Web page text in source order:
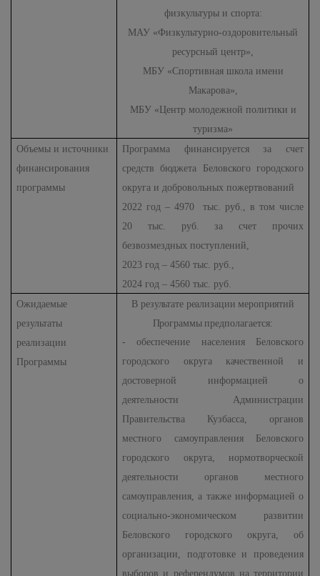
физкультуры и спорта:
МАУ «Физкультурно-оздоровительный
ресурсный центр»,
МБУ «Спортивная школа имени
Макарова»,
МБУ «Центр молодежной политики и
туризма»
Объемы и источники
финансирования
программы
Программа финансируется за счет
средств бюджета Беловского городского
округа и добровольных пожертвований
2022 год – 4970 тыс. руб., в том числе
20 тыс. руб. за счет прочих
безвозмездных поступлений,
2023 год – 4560 тыс. руб.,
2024 год – 4560 тыс. руб.
Ожидаемые
результаты
реализации
Программы
В результате реализации мероприятий
Программыпредполагается:
- обеспечение населения Беловского
городского округа качественной и
достоверной информацией о
деятельности Администрации
Правительства Кузбасса, органов
местного самоуправления Беловского
городского округа, нормотворческой
деятельности органов местного
самоуправления, а также информацией о
социально-экономическом развитии
Беловского городского округа, об
организации, подготовке и проведения
выборов и референдумов на территории